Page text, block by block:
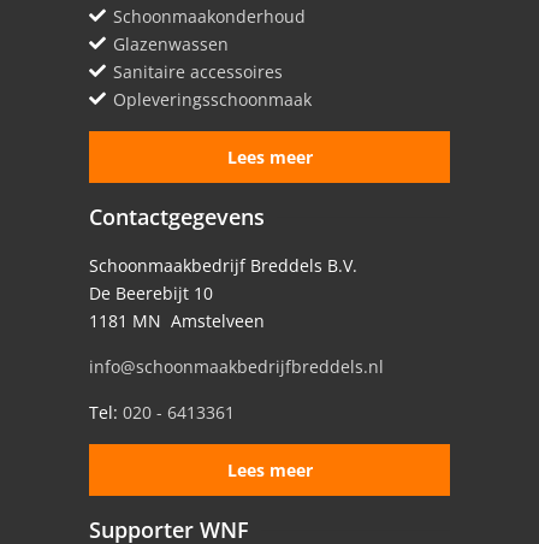
Schoonmaakonderhoud
Glazenwassen
Sanitaire accessoires
Opleveringsschoonmaak
Lees meer
Contactgegevens
Schoonmaakbedrijf Breddels B.V.
De Beerebijt 10
1181 MN Amstelveen
info@schoonmaakbedrijfbreddels.nl
Tel: 020 - 6413361
Lees meer
Supporter WNF